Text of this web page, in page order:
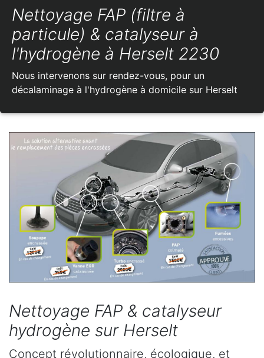
Nettoyage FAP (filtre à
particule) & catalyseur à
l'hydrogène à Herselt 2230
Nous intervenons sur rendez-vous, pour un
décalaminage à l'hydrogène à domicile sur Herselt
Nettoyage FAP & catalyseur
hydrogène sur Herselt
Concept révolutionnaire, écologique, et